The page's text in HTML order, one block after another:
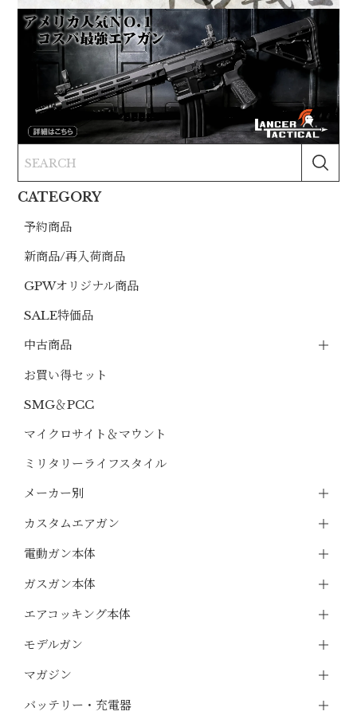
CATEGORY
予約商品
新商品/再入荷商品
GPWオリジナル商品
SALE特価品
中古商品
お買い得セット
SMG＆PCC
マイクロサイト＆マウント
ミリタリーライフスタイル
メーカー別
カスタムエアガン
電動ガン本体
ガスガン本体
エアコッキング本体
モデルガン
マガジン
バッテリー・充電器